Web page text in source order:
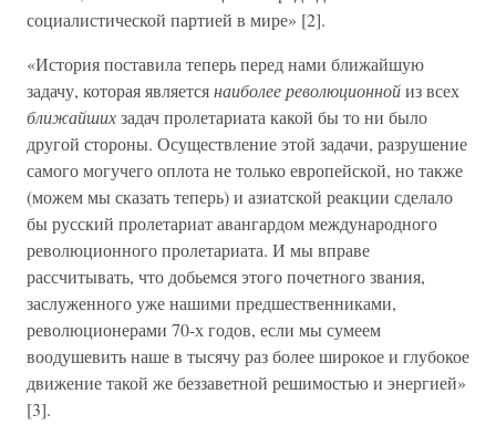
социалистической партией в мире» [2].
«История поставила теперь перед нами ближайшую
задачу, которая являетсянаиболее революционнойиз всех
ближайшихзадач пролетариата какой бы то ни было
другой стороны. Осуществление этой задачи, разрушение
самого могучего оплота не только европейской, но также
(можем мы сказать теперь) и азиатской реакции сделало
бы русский пролетариат авангардом международного
революционного пролетариата. И мы вправе
рассчитывать, что добьемся этого почетного звания,
заслуженного уже нашими предшественниками,
революционерами 70-х годов, если мы сумеем
воодушевить наше в тысячу раз более широкое и глубокое
движение такой же беззаветной решимостью и энергией»
[3].